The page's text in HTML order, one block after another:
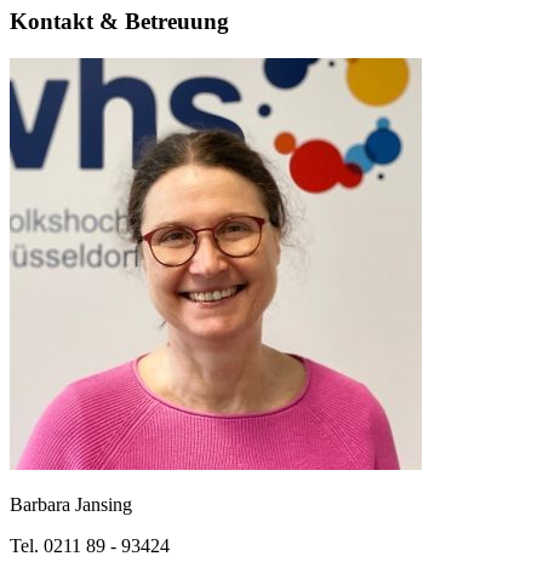
Kontakt & Betreuung
Barbara Jansing
Tel. 0211 89 - 93424